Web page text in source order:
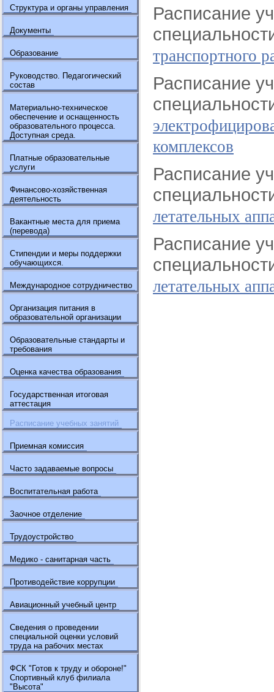
Структура и органы управления
Документы
Образование
Руководство. Педагогический
состав
Материально-техническое
обеспечение и оснащенность
образовательного процесса.
Доступная среда.
Платные образовательные
услуги
Финансово-хозяйственная
деятельность
Вакантные места для приема
(перевода)
Стипендии и меры поддержки
обучающихся.
Международное сотрудничество
Организация питания в
образовательной организации
Образовательные стандарты и
требования
Оценка качества образования
Государственная итоговая
аттестация
Расписание учебных занятий
Приемная комиссия
Часто задаваемые вопросы
Воспитательная работа
Заочное отделение
Трудоустройство
Медико - санитарная часть
Противодействие коррупции
Авиационный учебный центр
Сведения о проведении
специальной оценки условий
труда на рабочих местах
ФСК "Готов к труду и обороне!"
Спортивный клуб филиала
"Высота"
Расписание
транспортного
Расписание
комплексов
Расписание
летательных
Расписание
летательных